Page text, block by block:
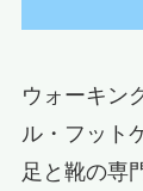
ウォーキン
ル・フット
足と靴の専